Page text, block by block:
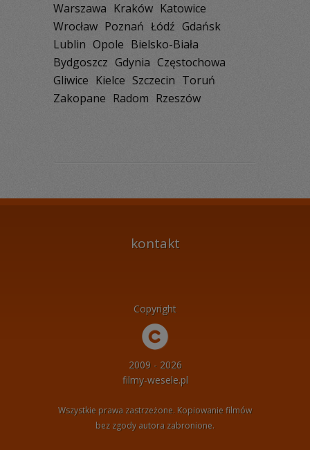
Warszawa Kraków Katowice
Wrocław Poznań Łódź Gdańsk
Lublin Opole Bielsko-Biała
Bydgoszcz Gdynia Częstochowa
Gliwice Kielce Szczecin Toruń
Zakopane Radom Rzeszów
kontakt
Copyright
2009 - 2026
filmy-wesele.pl
Wszystkie prawa zastrzeżone. Kopiowanie filmów
bez zgody autora zabronione.